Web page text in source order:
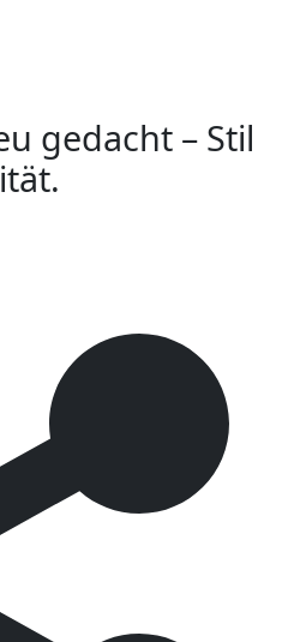
gedacht – Stil